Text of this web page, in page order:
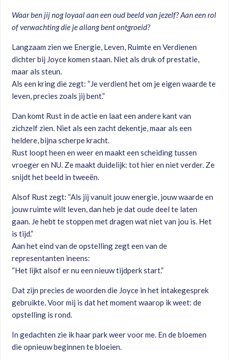
Waar ben jij nog loyaal aan een oud beeld van jezelf? Aan een rol
of verwachting die je allang bent ontgroeid?
Langzaam zien we Energie, Leven, Ruimte en Verdienen
dichter bij Joyce komen staan. Niet als druk of prestatie,
maar als steun.
Als een kring die zegt: “Je verdient het om je eigen waarde te
leven, precies zoals jij bent.”
Dan komt Rust in de actie en laat een andere kant van
zichzelf zien. Niet als een zacht dekentje, maar als een
heldere, bijna scherpe kracht.
Rust loopt heen en weer en maakt een scheiding tussen
vroeger en NU. Ze maakt duidelijk: tot hier en niet verder. Ze
snijdt het beeld in tweeën.
Alsof Rust zegt: “Als jij vanuit jouw energie, jouw waarde en
jouw ruimte wilt leven, dan heb je dat oude deel te laten
gaan. Je hebt te stoppen met dragen wat niet van jou is. Het
is tijd.”
Aan het eind van de opstelling zegt een van de
representanten ineens:
“Het lijkt alsof er nu een nieuw tijdperk start.”
Dat zijn precies de woorden die Joyce in het intakegesprek
gebruikte. Voor mij is dat het moment waarop ik weet: de
opstelling is rond.
In gedachten zie ik haar park weer voor me. En de bloemen
die opnieuw beginnen te bloeien.